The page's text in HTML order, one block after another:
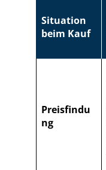
Situation
beim Kauf
Preisfindu
ng